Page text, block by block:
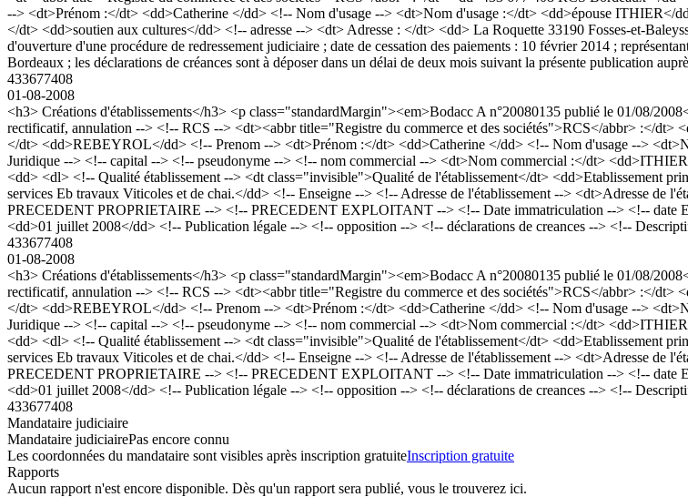
--> <dt>Prénom :</dt> <dd>Catherine </dd> <!-- Nom d'usage --> <dt>Nom d'usage :</dt> <dd>épouse
</dt> <dd>soutien aux cultures</dd> <!-- adresse --> <dt> Adresse : </dt> <dd> La Roquette 33190 Fosses-et-
d'ouverture d'une procédure de redressement judiciaire ; date de cessation des paiements : 10 février 2014 ;
Bordeaux ; les déclarations de créances sont à déposer dans un délai de deux mois suivant la présente publication
433677408
01-08-2008
<h3> Créations d'établissements</h3> <p class="standardMargin"><em>Bodacc A n°20080135 publié le 01/08/
rectificatif, annulation --> <!-- RCS --> <dt><abbr title="Registre du commerce et des sociétés">RCS</abbr> :</
</dt> <dd>REBEYROL</dd> <!-- Prenom --> <dt>Prénom :</dt> <dd>Catherine </dd> <!-- Nom d'usage -->
Juridique --> <!-- capital --> <!-- pseudonyme --> <!-- nom commercial --> <dt>Nom commercial :</dt>
<dd> <dl> <!-- Qualité établissement --> <dt class="invisible">Qualité de l'établissement</dt> <dd>Etablissement
services Eb travaux Viticoles et de chai.</dd> <!-- Enseigne --> <!-- Adresse de l'établissement --> <dt>Adresse de
PRECEDENT PROPRIETAIRE --> <!-- PRECEDENT EXPLOITANT --> <!-- Date immatriculation --> <!-- date
<dd>01 juillet 2008</dd> <!-- Publication légale --> <!-- opposition --> <!-- déclarations de creances --> <!--
433677408
01-08-2008
<h3> Créations d'établissements</h3> <p class="standardMargin"><em>Bodacc A n°20080135 publié le 01/08/
rectificatif, annulation --> <!-- RCS --> <dt><abbr title="Registre du commerce et des sociétés">RCS</abbr> :</
</dt> <dd>REBEYROL</dd> <!-- Prenom --> <dt>Prénom :</dt> <dd>Catherine </dd> <!-- Nom d'usage -->
Juridique --> <!-- capital --> <!-- pseudonyme --> <!-- nom commercial --> <dt>Nom commercial :</dt>
<dd> <dl> <!-- Qualité établissement --> <dt class="invisible">Qualité de l'établissement</dt> <dd>Etablissement
services Eb travaux Viticoles et de chai.</dd> <!-- Enseigne --> <!-- Adresse de l'établissement --> <dt>Adresse de
PRECEDENT PROPRIETAIRE --> <!-- PRECEDENT EXPLOITANT --> <!-- Date immatriculation --> <!-- date
<dd>01 juillet 2008</dd> <!-- Publication légale --> <!-- opposition --> <!-- déclarations de creances --> <!--
433677408
Mandataire judiciaire
Mandataire judiciairePas encore connu
Les coordonnées du mandataire sont visibles après inscription gratuiteInscription gratuite
Rapports
Aucun rapport n'est encore disponible. Dès qu'un rapport sera publié, vous le trouverez ici.